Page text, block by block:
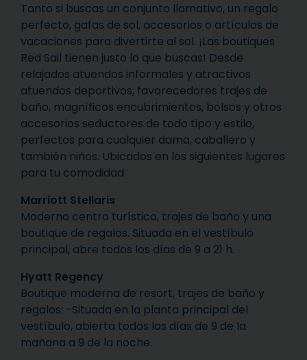
Tanto si buscas un conjunto llamativo, un regalo
perfecto, gafas de sol, accesorios o artículos de
vacaciones para divertirte al sol. ¡Las boutiques
Red Sail tienen justo lo que buscas! Desde
relajados atuendos informales y atractivos
atuendos deportivos, favorecedores trajes de
baño, magníficos encubrimientos, bolsos y otros
accesorios seductores de todo tipo y estilo,
perfectos para cualquier dama, caballero y
también niños. Ubicados en los siguientes lugares
para tu comodidad:
Marriott Stellaris
Moderno centro turístico, trajes de baño y una
boutique de regalos. Situada en el vestíbulo
principal, abre todos los días de 9 a 21 h.
Hyatt Regency
Boutique moderna de resort, trajes de baño y
regalos: -Situada en la planta principal del
vestíbulo, abierta todos los días de 9 de la
mañana a 9 de la noche.